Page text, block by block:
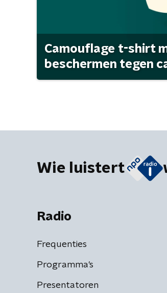
Camouflage t-shirt
beschermen tegen
Wie luistert
Radio
Frequenties
Programma's
Presentatoren